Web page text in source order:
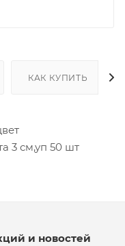
КАК КУПИТЬ
3 см,уп 50 шт
и новостей